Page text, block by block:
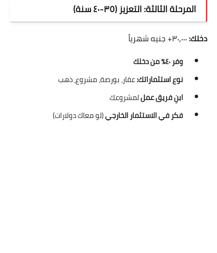
المرحلة الثالثة: التعزيز (٣٥-٤٠ سنة)
دخلك:
وفر ٤٠٪ من دخلك
نوع استثماراتك:عقار، بورصة، مشروع، ذهب
ابنِ فريق عمللمشروعك
فكر في الاستثمار الخارجي(لو معاك دولارات)